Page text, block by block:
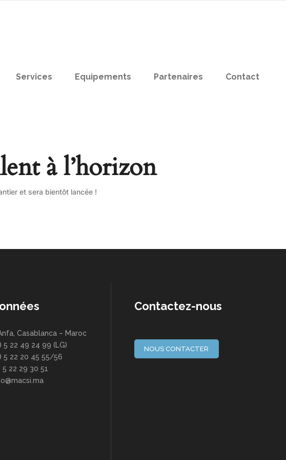
Services Equipements Partenaires Contact
à l’horizon
et sera bientôt lancée !
Casablanca – Maroc
5 22 49 24 99 (LG)
5 22 20 45 55/56
5 22 29 30 51
Contactez-nous
NOUS CONTACTER